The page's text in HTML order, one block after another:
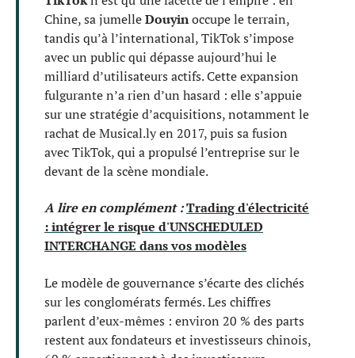
Chine, sa jumelleDouyinoccupe le terrain,
tandis qu’à l’international, TikTok s’impose
avec un public qui dépasse aujourd’hui le
milliard d’utilisateurs actifs. Cette expansion
fulgurante n’a rien d’un hasard : elle s’appuie
sur une stratégie d’acquisitions, notamment le
rachat de Musical.ly en 2017, puis sa fusion
avec TikTok, qui a propulsé l’entreprise sur le
devant de la scène mondiale.
A lire en complément :Trading d'électricité
: intégrer le risque d'UNSCHEDULED
INTERCHANGE dans vos modèles
Le modèle de gouvernance s’écarte des clichés
sur les conglomérats fermés. Les chiffres
parlent d’eux-mêmes : environ 20 % des parts
restent aux fondateurs et investisseurs chinois,